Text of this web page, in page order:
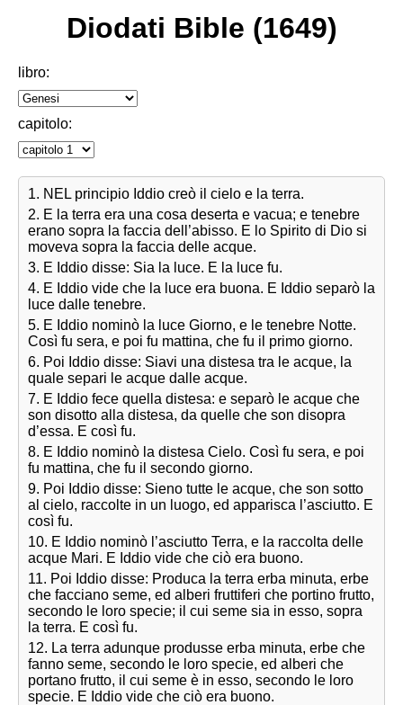
Diodati Bible (1649)
libro:
capitolo:
1. NEL principio Iddio creò il cielo e la terra.
2. E la terra era una cosa deserta e vacua; e tenebre
erano sopra la faccia dell’abisso. E lo Spirito di Dio si
moveva sopra la faccia delle acque.
3. E Iddio disse: Sia la luce. E la luce fu.
4. E Iddio vide che la luce era buona. E Iddio separò la
luce dalle tenebre.
5. E Iddio nominò la luce Giorno, e le tenebre Notte.
Così fu sera, e poi fu mattina, che fu il primo giorno.
6. Poi Iddio disse: Siavi una distesa tra le acque, la
quale separi le acque dalle acque.
7. E Iddio fece quella distesa: e separò le acque che
son disotto alla distesa, da quelle che son disopra
d’essa. E così fu.
8. E Iddio nominò la distesa Cielo. Così fu sera, e poi
fu mattina, che fu il secondo giorno.
9. Poi Iddio disse: Sieno tutte le acque, che son sotto
al cielo, raccolte in un luogo, ed apparisca l’asciutto. E
così fu.
10. E Iddio nominò l’asciutto Terra, e la raccolta delle
acque Mari. E Iddio vide che ciò era buono.
11. Poi Iddio disse: Produca la terra erba minuta, erbe
che facciano seme, ed alberi fruttiferi che portino frutto,
secondo le loro specie; il cui seme sia in esso, sopra
la terra. E così fu.
12. La terra adunque produsse erba minuta, erbe che
fanno seme, secondo le loro specie, ed alberi che
portano frutto, il cui seme è in esso, secondo le loro
specie. E Iddio vide che ciò era buono.